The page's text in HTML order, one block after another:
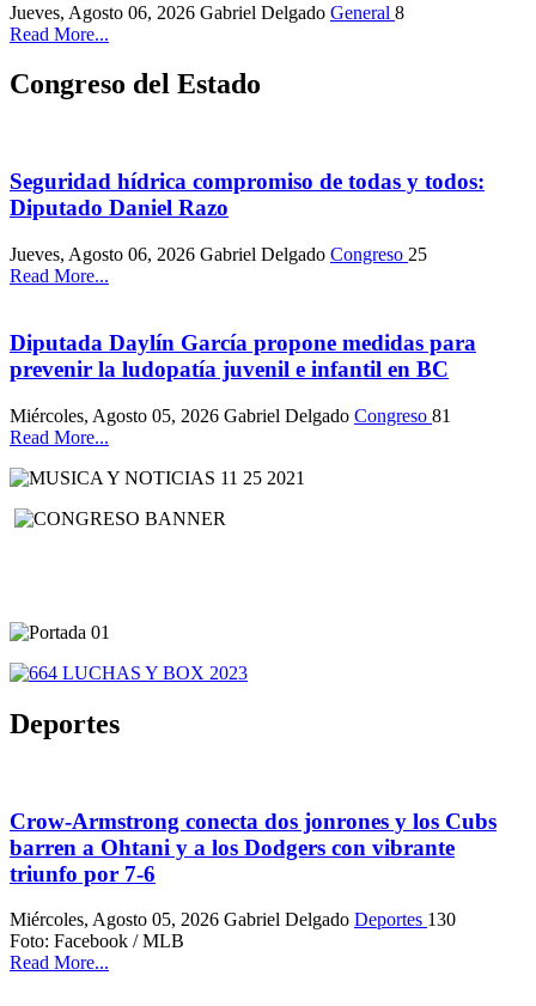
Jueves, Agosto 06, 2026 Gabriel Delgado General 8
Read More...
Congreso del Estado
Seguridad hídrica compromiso de todas y todos:
Diputado Daniel Razo
Jueves, Agosto 06, 2026 Gabriel Delgado Congreso 25
Read More...
Diputada Daylín García propone medidas para
prevenir la ludopatía juvenil e infantil en BC
Miércoles, Agosto 05, 2026 Gabriel Delgado Congreso 81
Read More...
Deportes
Crow-Armstrong conecta dos jonrones y los Cubs
barren a Ohtani y a los Dodgers con vibrante
triunfo por 7-6
Miércoles, Agosto 05, 2026 Gabriel Delgado Deportes 130
Foto: Facebook / MLB
Read More...